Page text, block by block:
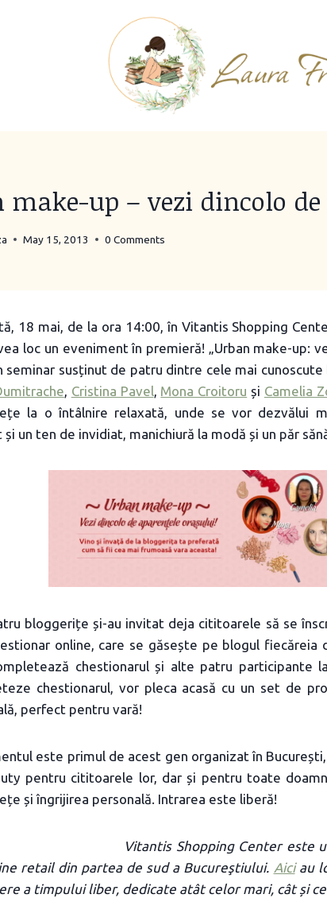
make-up – vezi dincolo
May 15, 2013 0 Comments
18 mai, de la ora 14:00, în Vitantis Shopping
loc un eveniment în premieră! „Urban make-up:
seminar susținut de patru dintre cele mai
, Cristina Pavel, Mona Croitoru și Camelia
la o întâlnire relaxată, unde se vor dezvălui
un ten de invidiat, manichiură la modă și un păr
bloggerițe și-au invitat deja cititoarele să se
online, care se găsește pe blogul
chestionarul și alte patru participante
chestionarul, vor pleca acasă cu un set de
perfect pentru vară!
este primul de acest gen organizat în
pentru cititoarele lor, dar și pentru toate
și îngrijirea personală. Intrarea este liberă!
Vitantis Shopping Center este
retail din partea de sud a Bucureştiului. Aiciau
a timpului liber, dedicate atât celor mari, cât și